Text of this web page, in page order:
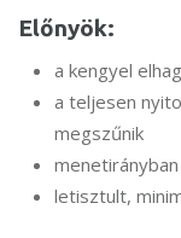
Előnyök:
a kengyel
a teljesen
megszűnik
letisztult,